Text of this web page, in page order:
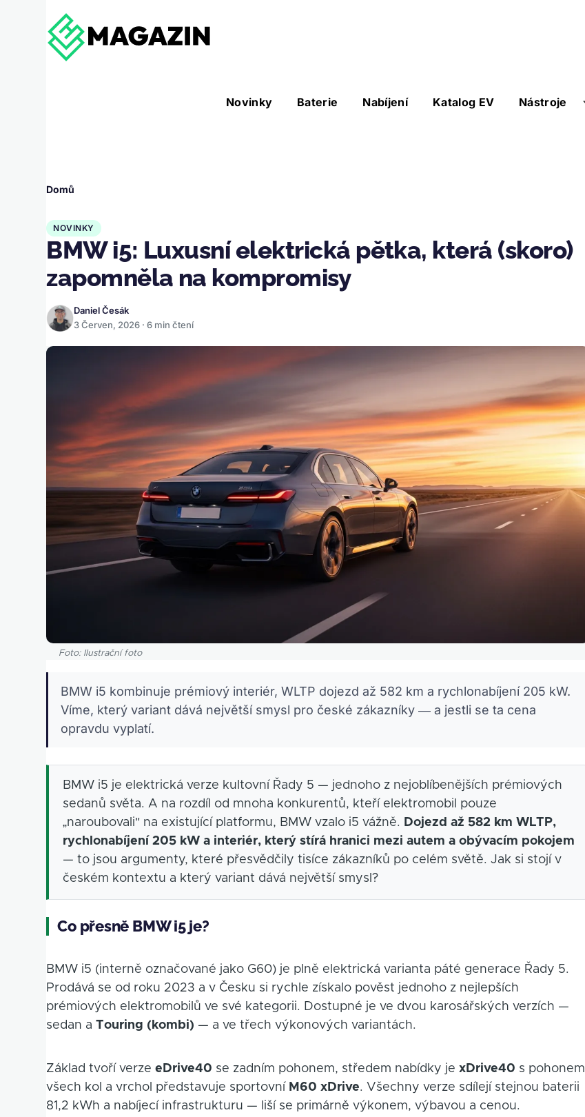
Hlavní
Novinky Baterie Nabíjení Katalog EV Nástroje
Nástroje sub-navigation
Drobečková
navigace
Domů
NOVINKY
BMW i5: Luxusní elektrická pětka, která (skoro)
zapomněla na kompromisy
Daniel Česák
3 Červen, 2026 · 6 min čtení
Foto: Ilustrační foto
BMW i5 kombinuje prémiový interiér, WLTP dojezd až 582 km a rychlonabíjení 205 kW.
Víme, který variant dává největší smysl pro české zákazníky — a jestli se ta cena
opravdu vyplatí.
BMW i5 je elektrická verze kultovní Řady 5 — jednoho z nejoblíbenějších prémiových
sedanů světa. A na rozdíl od mnoha konkurentů, kteří elektromobil pouze
„naroubovali" na existující platformu, BMW vzalo i5 vážně.
Dojezd až 582 km WLTP,
rychlonabíjení 205 kW a interiér, který stírá hranici mezi autem a obývacím pokojem
— to jsou argumenty, které přesvědčily tisíce zákazníků po celém světě. Jak si stojí v
českém kontextu a který variant dává největší smysl?
Co přesně BMW i5 je?
BMW i5 (interně označované jako G60) je plně elektrická varianta páté generace Řady 5.
Prodává se od roku 2023 a v Česku si rychle získalo pověst jednoho z nejlepších
prémiových elektromobilů ve své kategorii. Dostupné je ve dvou karosářských verzích —
sedan aTouring (kombi) — a ve třech výkonových variantách.
Základ tvoří verzeeDrive40 se zadním pohonem, středem nabídky jexDrive40 s pohonem
všech kol a vrchol představuje sportovní M60 xDrive. Všechny verze sdílejí stejnou baterii
81,2 kWh a nabíjecí infrastrukturu — liší se primárně výkonem, výbavou a cenou.